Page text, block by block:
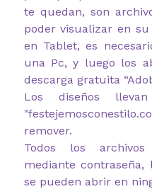
te quedan, son
poder visualizar en
en Tablet, es
una Pc, y luego los
descarga gratuita
Los diseños
remover.
Todos los
mediante
se pueden abrir en